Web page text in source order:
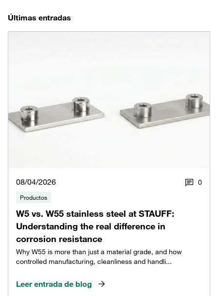
Últimas entradas
08/04/2026 0
Productos
W5 vs. W55 stainless steel at STAUFF:
Understanding the real difference in
corrosion resistance
Why W55 is more than just a material grade, and how
controlled manufacturing, cleanliness and handli...
Leer entrada de blog